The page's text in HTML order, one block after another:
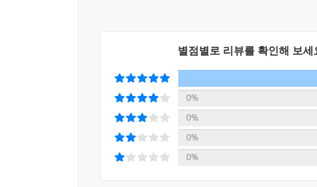
지루한 곳이 될 것이다. 우리 한 사람 한 사람은 각
나는 애디슨 안에서 나 자신을 본다. 내가 아이였
알며, 회복력이 뛰어난 여성으로 자라길 바란다.
--- p.359 「에필로그」 중에서
네가 얼마나 큰 성공을 거두든지
사람들은 늘 뒤에서 너에 대해 험담할 거야.
별점별로 리뷰를 확인해 보세
0%
0%
0%
0%